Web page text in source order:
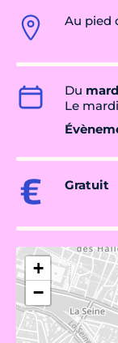
Au pied
Du
Le
Gratuit
+
−